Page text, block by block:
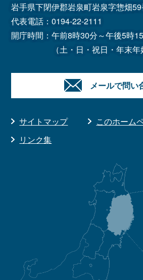
岩手県下閉伊郡岩泉町岩泉字惣畑
代表電話：0194-22-2111
開庁時間：午前8時30分～午後5時
（土・日・祝日・年末年
メールで問い
サイトマップ
このホーム
リンク集